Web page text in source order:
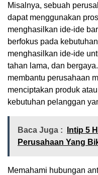
Misalnya, sebuah
dapat menggunakan
menghasilkan ide-ide
berfokus pada
menghasilkan ide-ide
tahan lama, dan
membantu perusahaan
menciptakan produk
kebutuhan pelanggan
Baca Juga :
Intip 5
Perusahaan Yang
Memahami hubungan